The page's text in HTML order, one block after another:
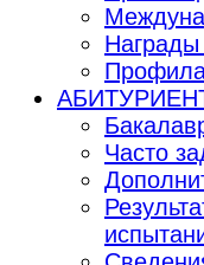
Часто